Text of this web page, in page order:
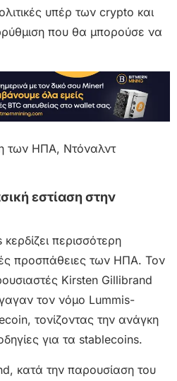
υπέρ των crypto και
που θα μπορούσε να
εστίαση στην
περισσότερη
προσπάθειες των ΗΠΑ. Τον
Kirsten Gillibrand
τον νόμο Lummis-
τονίζοντας την ανάγκη
για τα stablecoins.
κατά την παρουσίαση του